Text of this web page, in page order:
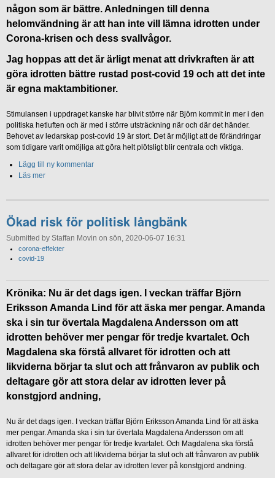
någon som är bättre. Anledningen till denna
helomvändning är att han inte vill lämna idrotten under
Corona-krisen och dess svallvågor.
Jag hoppas att det är ärligt menat att drivkraften är att
göra idrotten bättre rustad post-covid 19 och att det inte
är egna maktambitioner.
Stimulansen i uppdraget kanske har blivit större när Björn kommit in mer i den
politiska hetluften och är med i större utsträckning när och där det händer.
Behovet av ledarskap post-covid 19 är stort. Det är möjligt att de förändringar
som tidigare varit omöjliga att göra helt plötsligt blir centrala och viktiga.
Lägg till ny kommentar
Läs mer
Ökad risk för politisk långbänk
Submitted by Staffan Movin on sön, 2020-06-07 16:31
corona-effekter
covid-19
Krönika: Nu är det dags igen. I veckan träffar Björn
Eriksson Amanda Lind för att äska mer pengar. Amanda
ska i sin tur övertala Magdalena Andersson om att
idrotten behöver mer pengar för tredje kvartalet. Och
Magdalena ska förstå allvaret för idrotten och att
likviderna börjar ta slut och att frånvaron av publik och
deltagare gör att stora delar av idrotten lever på
konstgjord andning,
Nu är det dags igen. I veckan träffar Björn Eriksson Amanda Lind för att äska
mer pengar. Amanda ska i sin tur övertala Magdalena Andersson om att
idrotten behöver mer pengar för tredje kvartalet. Och Magdalena ska förstå
allvaret för idrotten och att likviderna börjar ta slut och att frånvaron av publik
och deltagare gör att stora delar av idrotten lever på konstgjord andning.